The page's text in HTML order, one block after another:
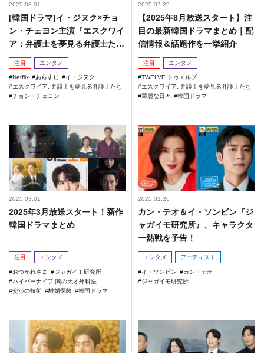
2025.08.01
[韓国ドラマ]イ・ジヌク×チョ
ン・チェヨン主演『エスクワイ
ア：弁護士を夢見る弁護士た
ち』
注目 エンタメ
Netflix あらすじ
イ・ジヌク
エスクワイア: 弁護士を夢見る弁護士たち
チョン・チェヨン
2025.07.29
【2025年8月放送スタート】注
目の最新韓国ドラマまとめ｜配
信情報＆話題作を一挙紹介
注目 エンタメ
TWELVE トゥエルブ
エスクワイア: 弁護士を夢見る弁護士たち
華麗な日々
韓国ドラマ
2025.03.01
2025年3月放送スタート！新作
韓国ドラマまとめ
注目 エンタメ
おつかれさま
ジャガイモ研究所
ハイパーナイフ 闇の天才外科医
交渉の技術
離婚保険 韓国ドラマ
2025.02.20
カン・テオ＆イ・ソンビン『ジ
ャガイモ研究所』、キャラクタ
ー熱戦を予告！
エンタメ アーティスト
イ・ソンビン
カン・テオ
ジャガイモ研究所